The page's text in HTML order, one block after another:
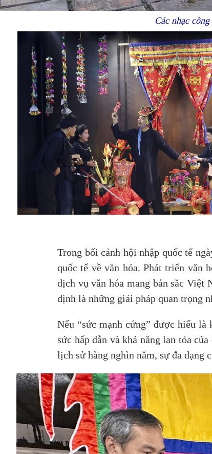
Các nhạc
Trong bối cảnh hội nhập quốc tế
quốc tế về văn hóa. Phát triển văn
dịch vụ văn hóa mang bản sắc
định là những giải pháp quan trọng
Nếu “sức mạnh cứng” được hiểu
sức hấp dẫn và khả năng lan tỏa
lịch sử hàng nghìn năm, sự đa dạng